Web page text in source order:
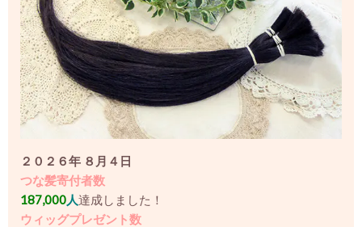
２０２６年 ８月４日
つな髪寄付者数
187,000 人達成しました！
ウィッグプレゼント数